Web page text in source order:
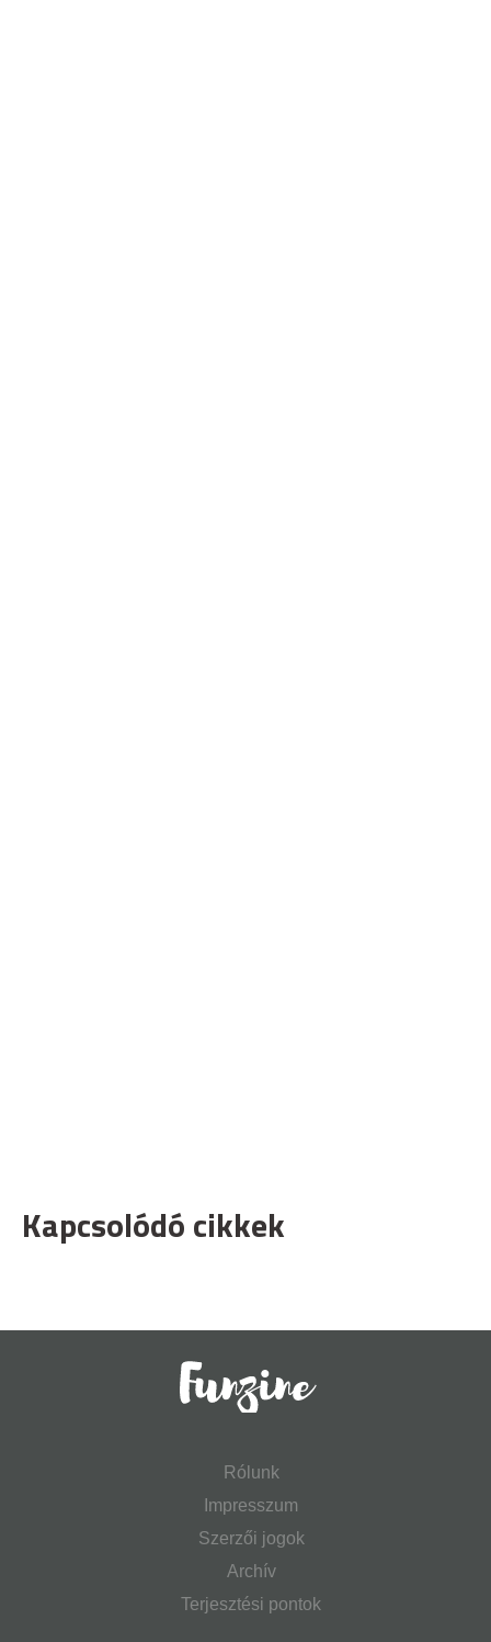
Kapcsolódó cikkek
Rólunk
Impresszum
Szerzői jogok
Archív
Terjesztési pontok